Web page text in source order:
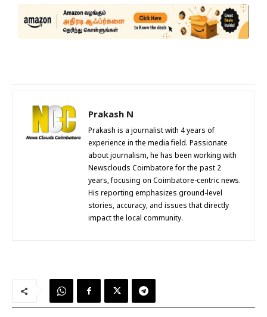
Prakash N
Prakash is a journalist with 4 years of
experience in the media field. Passionate
about journalism, he has been working with
Newsclouds Coimbatore for the past 2
years, focusing on Coimbatore-centric news.
His reporting emphasizes ground-level
stories, accuracy, and issues that directly
impact the local community.